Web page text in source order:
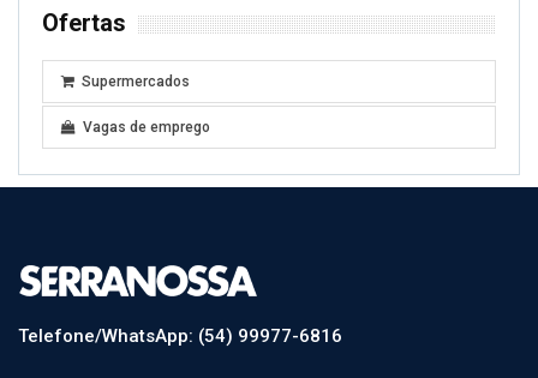
Ofertas
Supermercados
Vagas de emprego
Telefone/WhatsApp: (54) 99977-6816